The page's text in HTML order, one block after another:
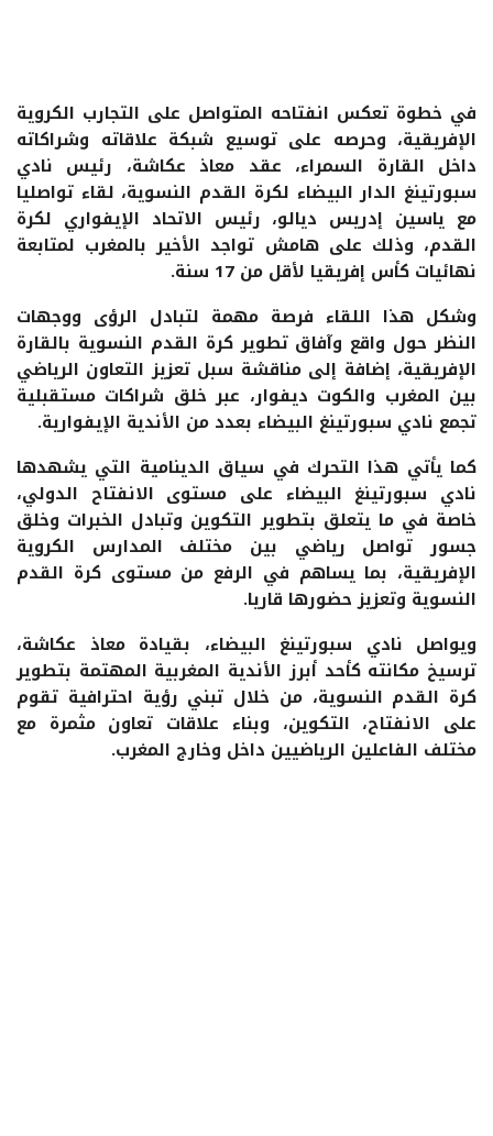
في خطوة تعكس انفتاحه المتواصل على التجارب الكروية
الإفريقية، وحرصه على توسيع شبكة علاقاته وشراكاته
داخل القارة السمراء، عقد معاذ عكاشة، رئيس نادي
سبورتينغ الدار البيضاء لكرة القدم النسوية، لقاء تواصليا
مع ياسين إدريس ديالو، رئيس الاتحاد الإيفواري لكرة
القدم، وذلك على هامش تواجد الأخير بالمغرب لمتابعة
نهائيات كأس إفريقيا لأقل من 17 سنة.
وشكل هذا اللقاء فرصة مهمة لتبادل الرؤى ووجهات
النظر حول واقع وآفاق تطوير كرة القدم النسوية بالقارة
الإفريقية، إضافة إلى مناقشة سبل تعزيز التعاون الرياضي
بين المغرب والكوت ديفوار، عبر خلق شراكات مستقبلية
تجمع نادي سبورتينغ البيضاء بعدد من الأندية الإيفوارية.
كما يأتي هذا التحرك في سياق الدينامية التي يشهدها
نادي سبورتينغ البيضاء على مستوى الانفتاح الدولي،
خاصة في ما يتعلق بتطوير التكوين وتبادل الخبرات وخلق
جسور تواصل رياضي بين مختلف المدارس الكروية
الإفريقية، بما يساهم في الرفع من مستوى كرة القدم
النسوية وتعزيز حضورها قاريا.
ويواصل نادي سبورتينغ البيضاء، بقيادة معاذ عكاشة،
ترسيخ مكانته كأحد أبرز الأندية المغربية المهتمة بتطوير
كرة القدم النسوية، من خلال تبني رؤية احترافية تقوم
على الانفتاح، التكوين، وبناء علاقات تعاون مثمرة مع
مختلف الفاعلين الرياضيين داخل وخارج المغرب.